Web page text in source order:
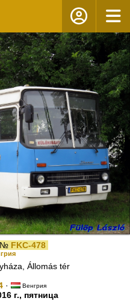
№ FKC-478
Állomás tér
· Венгрия
г., пятница